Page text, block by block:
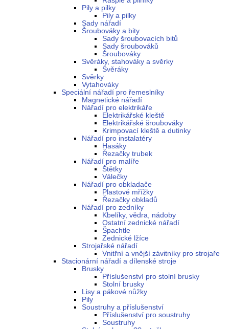
Pily a pilky
Pily a pilky
Sady nářadí
Šroubováky a bity
Sady šroubovacích bitů
Sady šroubováků
Šroubováky
Svěráky, stahováky a svěrky
Svěráky
Svěrky
Vytahováky
Speciální nářadí pro řemeslníky
Magnetické nářadí
Nářadí pro elektrikáře
Elektrikářské kleště
Elektrikářské šroubováky
Krimpovací kleště a dutinky
Nářadí pro instalatéry
Hasáky
Řezačky trubek
Nářadí pro malíře
Štětky
Válečky
Nářadí pro obkladače
Plastové mřížky
Řezačky obkladů
Nářadí pro zedníky
Kbelíky, vědra, nádoby
Ostatní zednické nářadí
Špachtle
Zednické lžíce
Strojařské nářadí
Vnitřní a vnější závitníky pro strojaře
Stacionární nářadí a dílenské stroje
Brusky
Příslušenství pro stolní brusky
Stolní brusky
Lisy a pákové nůžky
Pily
Soustruhy a příslušenství
Příslušenství pro soustruhy
Soustruhy